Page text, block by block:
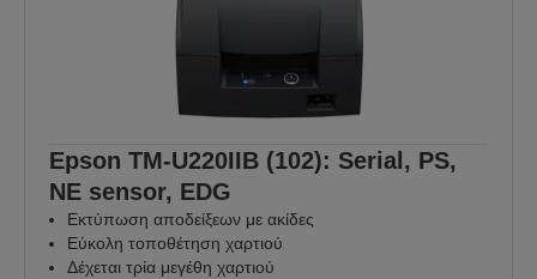
Epson TM-U220IIB (102): Serial, PS,
NE sensor, EDG
Εκτύπωση αποδείξεων με ακίδες
Εύκολη τοποθέτηση χαρτιού
Δέχεται τρία μεγέθη χαρτιού